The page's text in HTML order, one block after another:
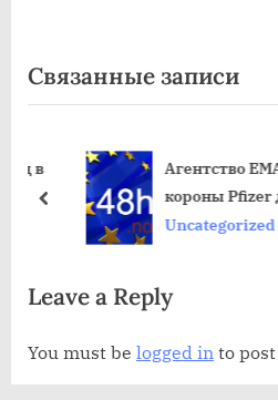
д
у
а
я
п
с
д
у
а
и
Связанные записи
Агентство EMA
короны Pfizer
использования в
Uncategorized
пред
Leave a Reply
You must be logged in to